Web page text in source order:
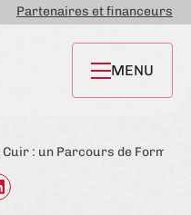
Partenaires et financeurs
MENU
Cuir : un Parcours de